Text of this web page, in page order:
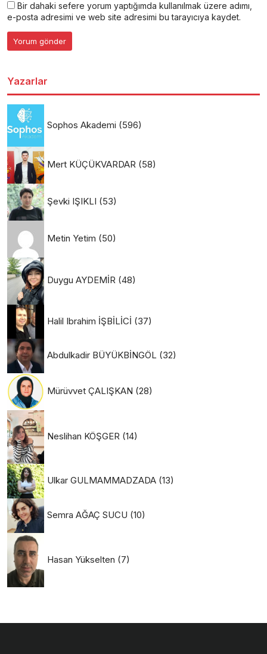
Bir dahaki sefere yorum yaptığımda kullanılmak üzere adımı,
e-posta adresimi ve web site adresimi bu tarayıcıya kaydet.
Yazarlar
Sophos Akademi (596)
Mert KÜÇÜKVARDAR (58)
Şevki IŞIKLI (53)
Metin Yetim (50)
Duygu AYDEMİR (48)
Halil Ibrahim İŞBİLİCİ (37)
Abdulkadir BÜYÜKBİNGÖL (32)
Mürüvvet ÇALIŞKAN (28)
Neslihan KÖŞGER (14)
Ulkar GULMAMMADZADA (13)
Semra AĞAÇ SUCU (10)
Hasan Yükselten (7)